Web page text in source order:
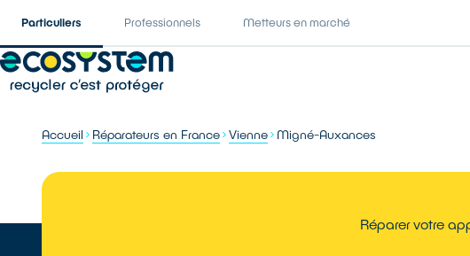
Particuliers Professionnels Metteurs en marché
Accueil Réparateurs en France Vienne Migné-Auxances
Réparer votre